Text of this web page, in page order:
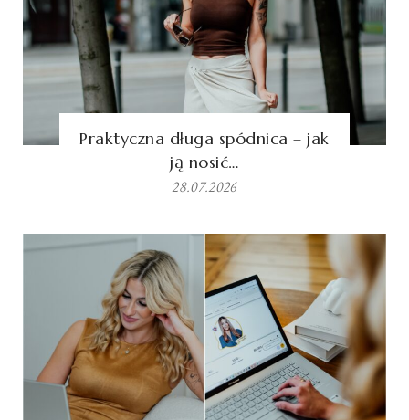
Praktyczna długa spódnica – jak
ją nosić…
28.07.2026